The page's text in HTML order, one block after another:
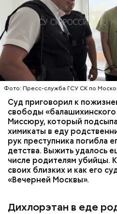
Фото: Пресс-служба ГСУ СК по
Суд приговорил к
свободы
Миссюру, который
химикаты в еду
рук преступника погибла
детства. Выжить удалось
числе родителям убийцы.
своих близких и как его
«Вечерней Москвы».
Дихлорэтан в еде
Все началось в июне,
обратились в местную
плохое самочувствие.
им точный диагноз, после
потерпевших направили на
специалисты обнаружили
химикат дихлорэтан,
организм супругов
нашли в еде, изъятой из
Видео: пресс-служба ГСУ СК по
ОТРАВЛЕНИЯ БАЛАШИХА
СЛЕДСТВЕННЫЙ КОМИТЕТ